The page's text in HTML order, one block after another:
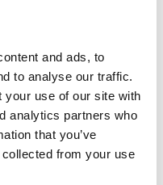
and ads, to
to analyse our traffic.
your use of our site with
analytics partners who
that you’ve
from your use
di euro